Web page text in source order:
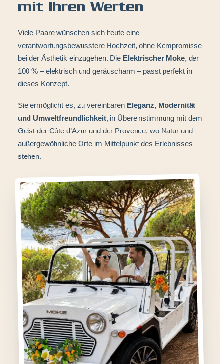
mit Ihren Werten
Viele Paare wünschen sich heute eine
verantwortungsbewusstere Hochzeit, ohne Kompromisse
bei der Ästhetik einzugehen. Die Elektrischer Moke, der
100 % – elektrisch und geräuscharm – passt perfekt in
dieses Konzept.
Sie ermöglicht es, zu vereinbaren Eleganz, Modernität
und Umweltfreundlichkeit, in Übereinstimmung mit dem
Geist der Côte d’Azur und der Provence, wo Natur und
außergewöhnliche Orte im Mittelpunkt des Erlebnisses
stehen.